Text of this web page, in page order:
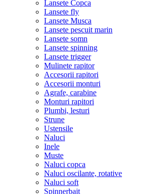
Lansete Copca
Lansete fly
Lansete Musca
Lansete pescuit marin
Lansete somn
Lansete spinning
Lansete trigger
Mulinete rapitor
Accesorii rapitori
Accesorii monturi
Agrafe, carabine
Monturi rapitori
Plumbi, lesturi
Strune
Ustensile
Naluci
Inele
Muste
Naluci copca
Naluci oscilante, rotative
Naluci soft
Spinnerbait